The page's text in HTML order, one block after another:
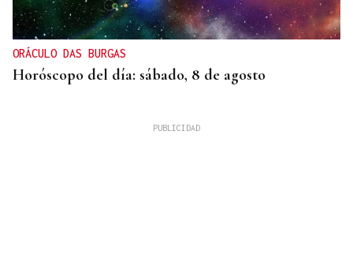
ORÁCULO DAS BURGAS
Horóscopo del día: sábado, 8 de agosto